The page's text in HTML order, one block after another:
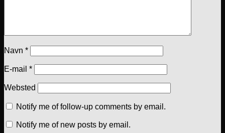
Navn *
E-mail *
Websted
Notify me of follow-up comments by email.
Notify me of new posts by email.